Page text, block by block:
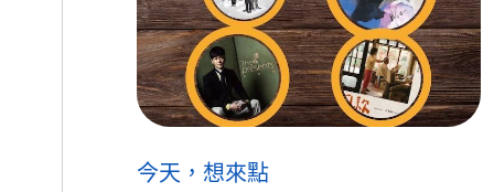
今天，想來點